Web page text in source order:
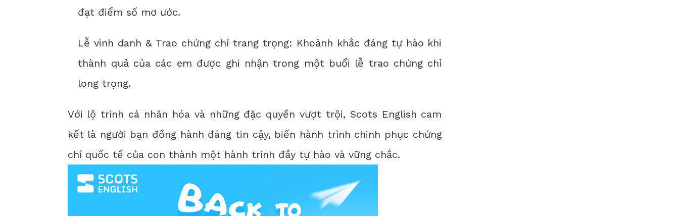
đạt điểm số mơ ước.
Lễ vinh danh & Trao chứng chỉ trang trọng: Khoảnh khắc đáng tự hào khi
thành quả của các em được ghi nhận trong một buổi lễ trao chứng chỉ
long trọng.
Với lộ trình cá nhân hóa và những đặc quyền vượt trội, Scots English cam
kết là người bạn đồng hành đáng tin cậy, biến hành trình chinh phục chứng
chỉ quốc tế của con thành một hành trình đầy tự hào và vững chắc.